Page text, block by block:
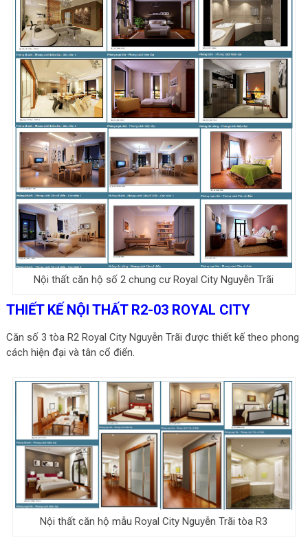
Nội thất căn hộ số 2 chung cư Royal City Nguyễn Trãi
THIẾT KẾ NỘI THẤT R2-03 ROYAL CITY
Căn số 3 tòa R2 Royal City Nguyễn Trãi được thiết kế theo phong
cách hiện đại và tân cổ điển.
Nội thất căn hộ mẫu Royal City Nguyễn Trãi tòa R3